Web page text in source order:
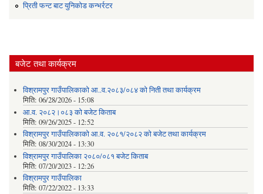
प्रिती फन्ट बाट युनिकोड कन्भर्रटर
बजेट तथा कार्यक्रम
विश्रामपुर गाउँपालिकाको आ..व.२०८३/०८४ को निती तथा कार्यक्रम
मिति: 06/28/2026 - 15:08
आ.व. २०८२।०८३ को बजेट किताब
मिति: 09/26/2025 - 12:52
विश्रामपुर गाउँपालिकाको आ.व. २०८१/२०८२ को बजेट तथा कार्यक्रम
मिति: 08/30/2024 - 13:30
विश्रामपुर गाउँपालिका २०८०/०८१ बजेट किताब
मिति: 07/20/2023 - 12:26
विश्रामपुर गाउँपालिका
मिति: 07/22/2022 - 13:33